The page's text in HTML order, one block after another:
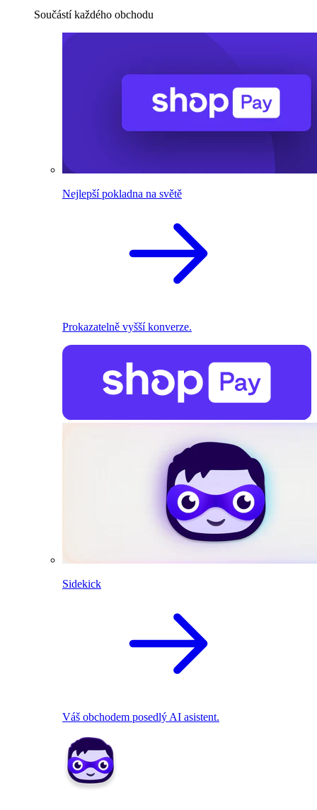
Součástí každého obchodu
Nejlepší pokladna na světě
Prokazatelně vyšší konverze.
Sidekick
Váš obchodem posedlý AI asistent.